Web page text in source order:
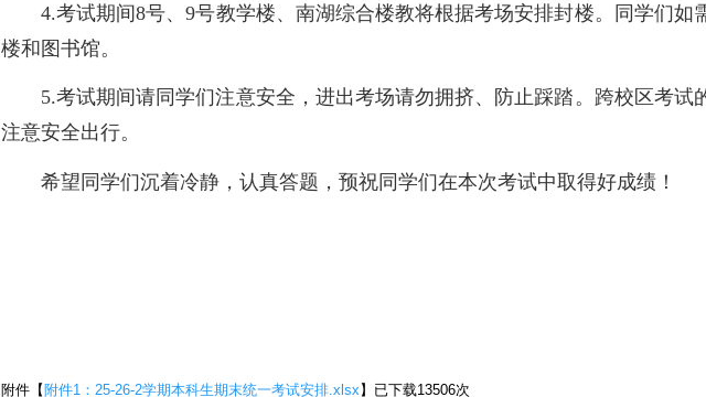
4.考试期间8号、9号教学楼、南湖综合楼教将根据考场安排封楼。同学们如
楼和图书馆。
5.考试期间请同学们注意安全，进出考场请勿拥挤、防止踩踏。跨校区考试
注意安全出行。
希望同学们沉着冷静，认真答题，预祝同学们在本次考试中取得好成绩！
附件【 附件1：25-26-2学期本科生期末统一考试安排.xlsx 】已下载13506次